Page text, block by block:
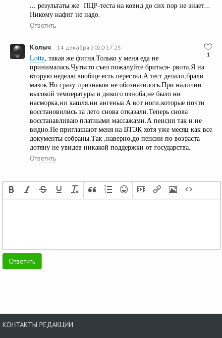
... результаты же ПЦР-теста на ковид до сих пор не знает...
Никому нафиг не надо.
Ответить
1
Колыч 14 декабря 2020 17:25
Lotta, такая же фигня.Только у меня еда не
принималась.Чутьчто съел пожалуйте бриться- рвота.Я на
вторую неделю вообще есть перестал.А тест делали,брали
мазок.Но сразу признаков не обозначилось.При наличии
высокой температуры и дикого озноба,не было ни
насморка,ни кашля.ни ангеныа А вот ноги,которые почти
восстановились за лето снова отказали.Теперь снова
восстанавливаю платными массажами.А пенсии так и не
видно.Не приглашают меня на ВТЭК хотя уже месяц как все
документы собраны.Так ,наверно,до пенсии по возраста
дотяну не увидев никакой поддержки от государства.
Ответить
КОНТАКТЫ РЕДАКЦИИ